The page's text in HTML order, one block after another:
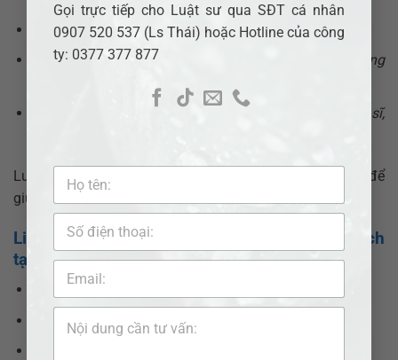
Gọi trực tiếp cho Luật sư qua SĐT cá nhân
0907 520 537 (Ls Thái) hoặc Hotline của công
ty: 0377 377 877
Người phạm tội đã lập công chuộc tội;
Người phạm tội là người có thành tích xuất sắc trong
Người phạm tội là cha, mẹ, vợ, chồng, con của liệt sĩ,
Luật sư sẽ phân tích hồ sơ, áp dụng các tình tiết này để
giúp giảm mức án hoặc chuyển đổi hình phạt.
Liên hệ luật sư tư vấn tội cố ý gây thương tích
tại phường Hiệp Bình
Email: info@adbsaigon.com